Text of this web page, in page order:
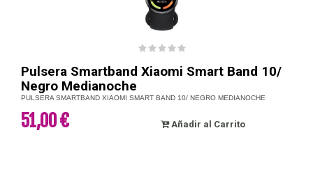
Pulsera Smartband Xiaomi Smart Band 10/
Negro Medianoche
PULSERA SMARTBAND XIAOMI SMART BAND 10/ NEGRO MEDIANOCHE
51,00 € Añadir al Carrito